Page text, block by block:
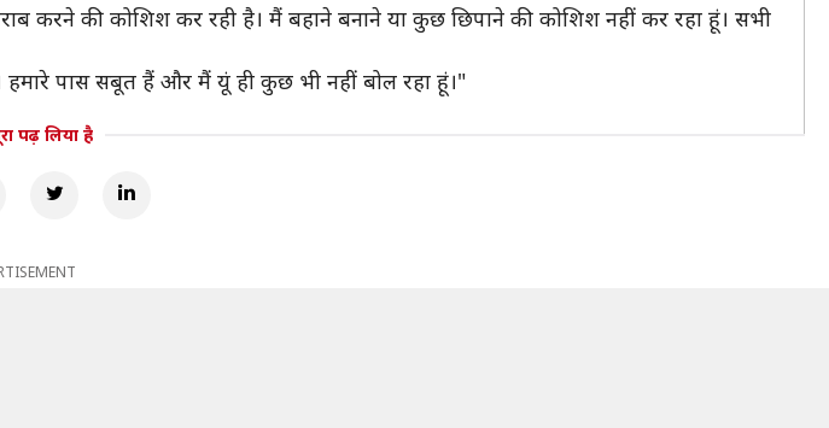
करने की कोशिश कर रही है। मैं बहाने बनाने या कुछ छिपाने की कोशिश नहीं कर रहा हूं। सभी
हमारे पास सबूत हैं और मैं यूं ही कुछ भी नहीं बोल रहा हूं।"
पढ़ लिया है